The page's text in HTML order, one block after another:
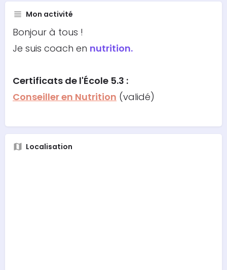
Mon activité
Bonjour à tous !
Je suis coach en nutrition.
Certificats de l'École 5.3 :
Conseiller en Nutrition (validé)
Localisation